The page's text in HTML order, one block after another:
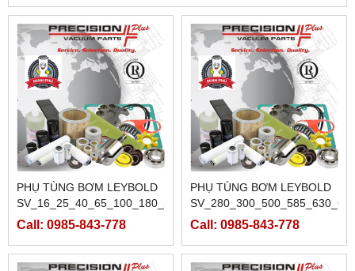
PHỤ TÙNG BƠM LEYBOLD
SV_16_25_40_65_100_180_200
Call: 0985-843-778
PHỤ TÙNG BƠM LEYBOLD
Call: 0985-843-778